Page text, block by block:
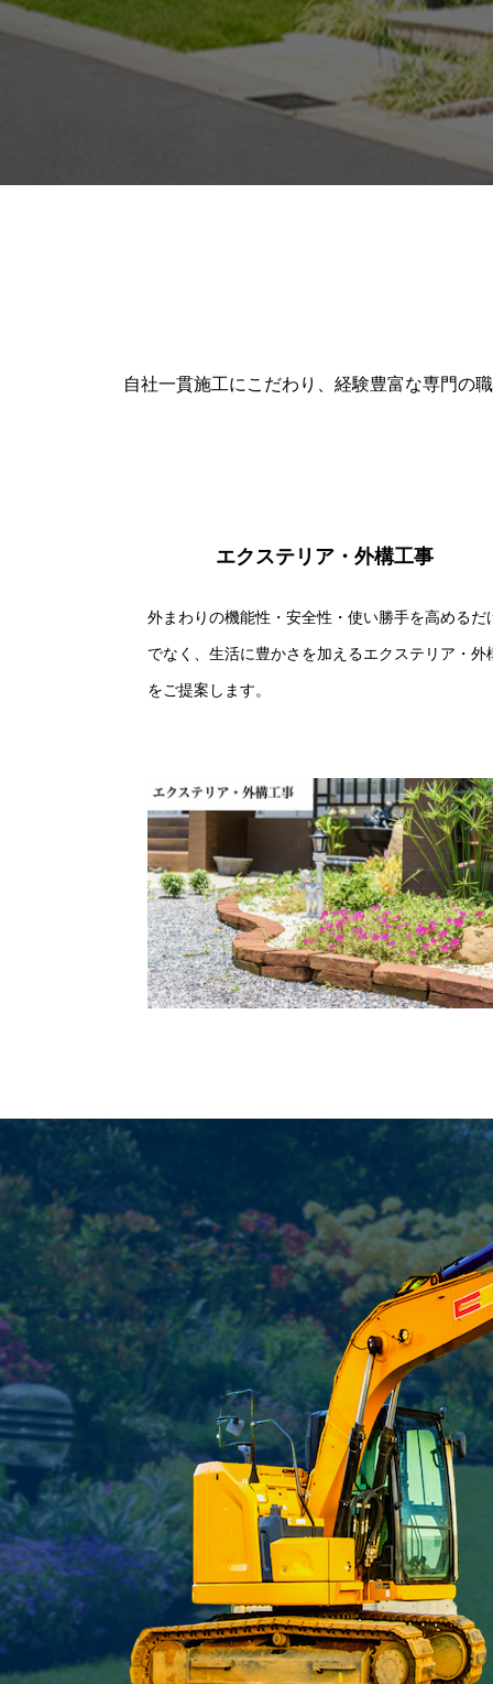
自社一貫施工にこだわり、経験豊富な専門の
エクステリア・外構工事
外まわりの機能性・安全性・使い勝手を高めるだ
でなく、生活に豊かさを加えるエクステリア・外
をご提案します。